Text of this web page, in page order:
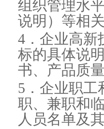
组织管理水
说明）等相
4．企业高新
标的具体说
书、产品质
5．企业职工
职、兼职和
人员名单及